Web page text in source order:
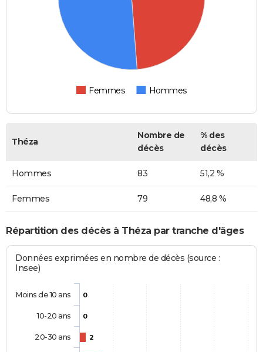
Femmes Hommes
Théza
Nombre de
décès
% des
décès
Hommes 83 51,2 %
Femmes 79 48,8 %
Répartition des décès à Théza par tranche d'âges
Données exprimées en nombre de décès (source :
Insee)
0
0
2
Moins de 10 ans
10-20 ans
20-30 ans